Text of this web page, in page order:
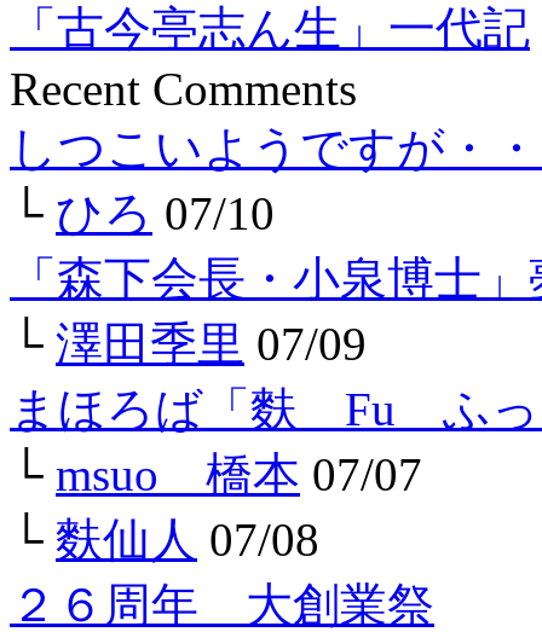
「古今亭志ん生」一代記
Recent Comments
しつこいようですが・
└ ひろ 07/10
「森下会長・小泉博士
└ 澤田季里 07/09
まほろば「麩 Fu ふっ
└ msuo 橋本 07/07
└ 麩仙人 07/08
２６周年 大創業祭